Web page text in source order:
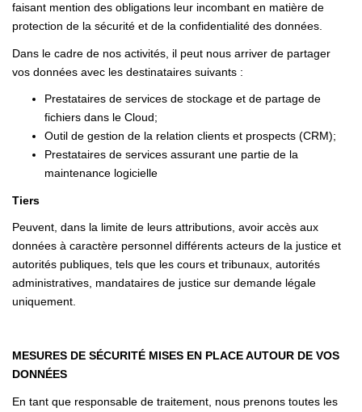
faisant mention des obligations leur incombant en matière de
protection de la sécurité et de la confidentialité des données.
Dans le cadre de nos activités, il peut nous arriver de partager
vos données avec les destinataires suivants :
Prestataires de services de stockage et de partage de
fichiers dans le Cloud;
Outil de gestion de la relation clients et prospects (CRM);
Prestataires de services assurant une partie de la
maintenance logicielle
Tiers
Peuvent, dans la limite de leurs attributions, avoir accès aux
données à caractère personnel différents acteurs de la justice et
autorités publiques, tels que les cours et tribunaux, autorités
administratives, mandataires de justice sur demande légale
uniquement.
MESURES DE SÉCURITÉ MISES EN PLACE AUTOUR DE VOS
DONNÉES
En tant que responsable de traitement, nous prenons toutes les